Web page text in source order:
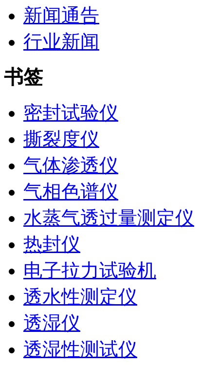
新闻通告
行业新闻
书签
密封试验仪
撕裂度仪
气体渗透仪
气相色谱仪
水蒸气透过量测定仪
热封仪
电子拉力试验机
透水性测定仪
透湿仪
透湿性测试仪